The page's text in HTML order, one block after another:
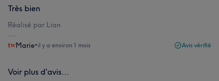
Très bien
Réalisé par Lian
Marie•il y a environ 1 mois Avis vérifié
Voir plus d'avis...